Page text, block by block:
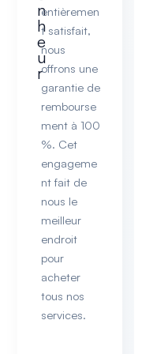
n
h
e
u
r
entièremen
t satisfait,
nous
offrons une
garantie de
rembourse
ment à 100
%. Cet
engageme
nt fait de
nous le
meilleur
endroit
pour
acheter
tous nos
services.